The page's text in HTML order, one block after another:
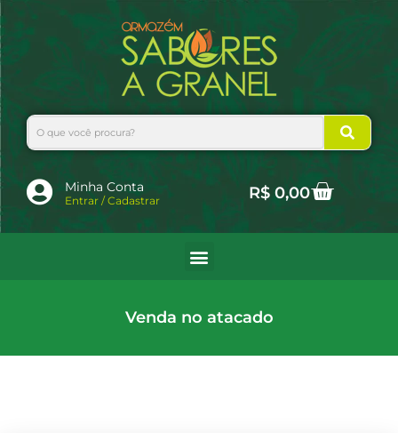
para
o
conteúdo
Search
Minha Conta
Entrar / Cadastrar R$0,00Cart
Venda no atacado